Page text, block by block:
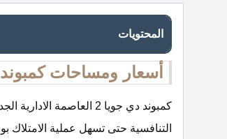
المحتويات
أسعار ومساحات كمبوند دي جويا 2 العاصمة
كمبوند دي جويا 2
التنافسية حتى تسهل عملية الامتلاك